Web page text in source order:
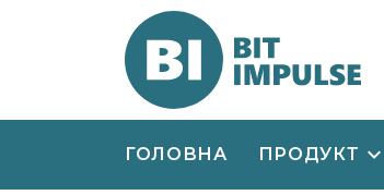
ГОЛОВНА ПРОДУКТ